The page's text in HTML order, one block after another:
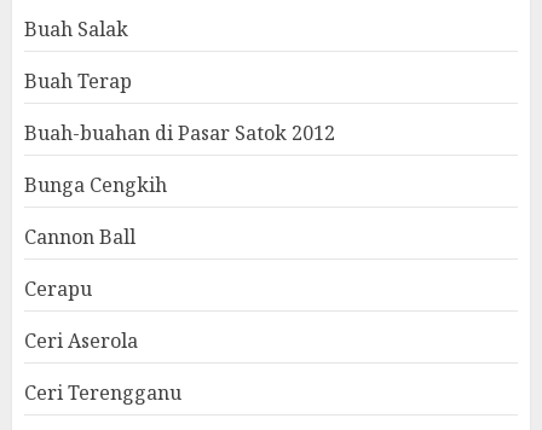
Buah Salak
Buah Terap
Buah-buahan di Pasar Satok 2012
Bunga Cengkih
Cannon Ball
Cerapu
Ceri Aserola
Ceri Terengganu